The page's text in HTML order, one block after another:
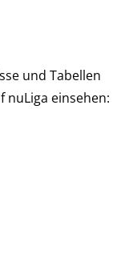
und Tabellen
einsehen: